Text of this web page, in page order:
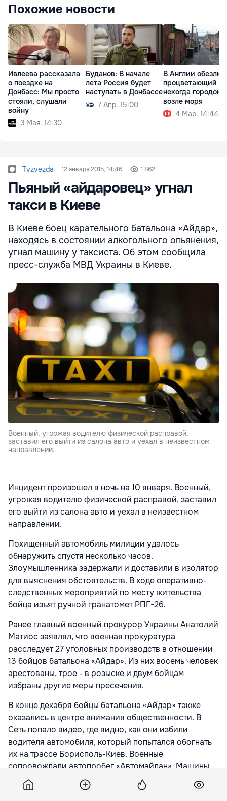
Похожие новости
Ивлеева рассказала
о поездке на
Донбасс: Мы просто
стояли, слушали
войну
3 Мая. 14:30
Буданов: В начале
лета Россия будет
наступать в Донбассе
7 Апр. 15:00
В Англии
процветающий
некогда городок
возле моря
4 Мар. 14:44
Tvzvezda 12 января 2015, 14:46 1 862
Пьяный «айдаровец» угнал
такси в Киеве
В Киеве боец карательного батальона «Айдар»,
находясь в состоянии алкогольного опьянения,
угнал машину у таксиста. Об этом сообщила
пресс-служба МВД Украины в Киеве.
Военный, угрожая водителю физической расправой,
заставил его выйти из салона авто и уехал в неизвестном
направлении.
Инцидент произошел в ночь на 10 января. Военный,
угрожая водителю физической расправой, заставил
его выйти из салона авто и уехал в неизвестном
направлении.
Похищенный автомобиль милиции удалось
обнаружить спустя несколько часов.
Злоумышленника задержали и доставили в изолятор
для выяснения обстоятельств. В ходе оперативно-
следственных мероприятий по месту жительства
бойца изъят ручной гранатомет РПГ-26.
Ранее главный военный прокурор Украины Анатолий
Матиос заявлял, что военная прокуратура
расследует 27 уголовных производств в отношении
13 бойцов батальона «Айдар». Из них восемь человек
арестованы, трое - в розыске и двум бойцам
избраны другие меры пресечения.
В конце декабря бойцы батальона «Айдар» также
оказались в центре внимания общественности. В
Сеть попало видео, где видно, как они избили
водителя автомобиля, который попытался обогнать
их на трассе Борисполь-Киев. Военные
сопровождали автопробег «Автомайдан». Машины,
участвующие в акции, заняли все четыре полосы.
«Айдаровцам» не понравилось, когда их попытался